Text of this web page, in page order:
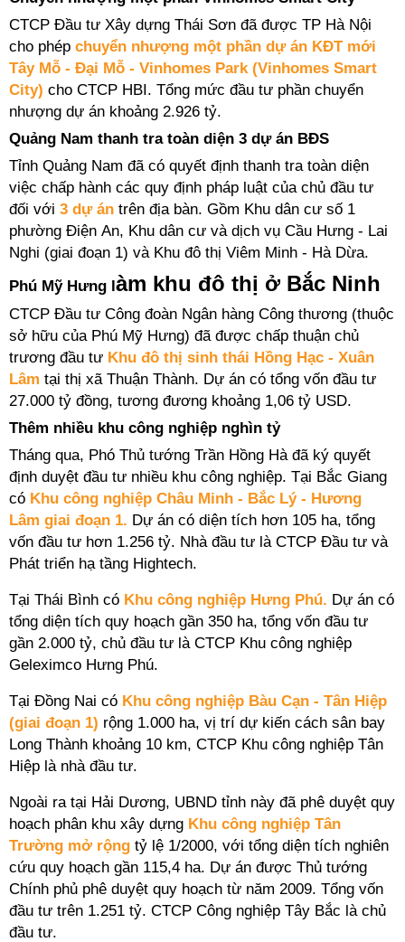
CTCP Đầu tư Xây dựng Thái Sơn đã được TP Hà Nội
cho phép chuyển nhượng một phần dự án KĐT mới
Tây Mỗ - Đại Mỗ - Vinhomes Park (Vinhomes Smart
City) cho CTCP HBI. Tổng mức đầu tư phần chuyển
nhượng dự án khoảng 2.926 tỷ.
Quảng Nam thanh tra toàn diện 3 dự án BĐS
Tỉnh Quảng Nam đã có quyết định thanh tra toàn diện
việc chấp hành các quy định pháp luật của chủ đầu tư
đối với 3 dự án trên địa bàn. Gồm Khu dân cư số 1
phường Điện An, Khu dân cư và dịch vụ Cầu Hưng - Lai
Nghi (giai đoạn 1) và Khu đô thị Viêm Minh - Hà Dừa.
Phú Mỹ Hưng làm khu đô thị ở Bắc Ninh
CTCP Đầu tư Công đoàn Ngân hàng Công thương (thuộc
sở hữu của Phú Mỹ Hưng) đã được chấp thuận chủ
trương đầu tư Khu đô thị sinh thái Hồng Hạc - Xuân
Lâm tại thị xã Thuận Thành. Dự án có tổng vốn đầu tư
27.000 tỷ đồng, tương đương khoảng 1,06 tỷ USD.
Thêm nhiều khu công nghiệp nghìn tỷ
Tháng qua, Phó Thủ tướng Trần Hồng Hà đã ký quyết
định duyệt đầu tư nhiều khu công nghiệp. Tại Bắc Giang
có Khu công nghiệp Châu Minh - Bắc Lý - Hương
Lâm giai đoạn 1. Dự án có diện tích hơn 105 ha, tổng
vốn đầu tư hơn 1.256 tỷ. Nhà đầu tư là CTCP Đầu tư và
Phát triển hạ tầng Hightech.
Tại Thái Bình có Khu công nghiệp Hưng Phú. Dự án có
tổng diện tích quy hoạch gần 350 ha, tổng vốn đầu tư
gần 2.000 tỷ, chủ đầu tư là CTCP Khu công nghiệp
Geleximco Hưng Phú.
Tại Đồng Nai có Khu công nghiệp Bàu Cạn - Tân Hiệp
(giai đoạn 1) rộng 1.000 ha, vị trí dự kiến cách sân bay
Long Thành khoảng 10 km, CTCP Khu công nghiệp Tân
Hiệp là nhà đầu tư.
Ngoài ra tại Hải Dương, UBND tỉnh này đã phê duyệt quy
hoạch phân khu xây dựng Khu công nghiệp Tân
Trường mở rộng tỷ lệ 1/2000, với tổng diện tích nghiên
cứu quy hoạch gần 115,4 ha. Dự án được Thủ tướng
Chính phủ phê duyệt quy hoạch từ năm 2009. Tổng vốn
đầu tư trên 1.251 tỷ. CTCP Công nghiệp Tây Bắc là chủ
đầu tư.